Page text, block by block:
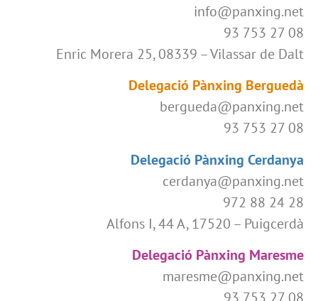
info@panxing.net
93 753 27 08
Enric Morera 25, 08339 – Vilassar de Dalt
Delegació Pànxing Berguedà
bergueda@panxing.net
93 753 27 08
Delegació Pànxing Cerdanya
cerdanya@panxing.net
972 88 24 28
Alfons I, 44 A, 17520 – Puigcerdà
Delegació Pànxing Maresme
maresme@panxing.net